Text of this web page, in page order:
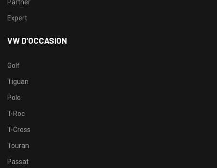
Partner
Expert
VW D’OCCASION
Golf
Tiguan
Polo
T-Roc
T-Cross
Touran
Passat